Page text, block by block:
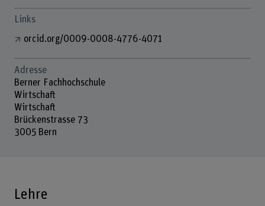
Links
orcid.org/0009-0008-4776-4071
Adresse
Berner Fachhochschule
Wirtschaft
Wirtschaft
Brückenstrasse 73
3005 Bern
Lehre